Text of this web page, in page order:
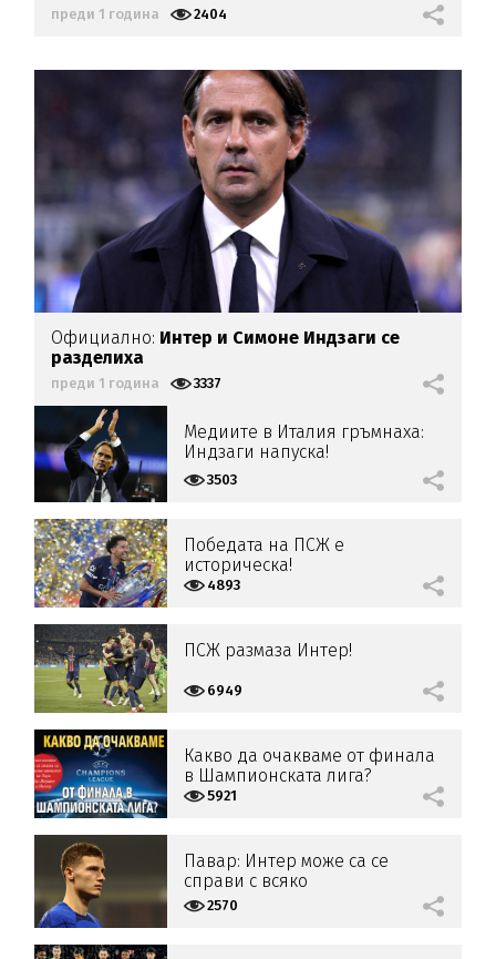
преди 1 година 2404
Официално: Интер и Симоне Индзаги се
разделиха
преди 1 година 3337
Медиите в Италия гръмнаха:
Индзаги напуска!
3503
Победата на ПСЖ е
историческа!
4893
ПСЖ размаза Интер!
6949
Какво да очакваме от финала
в Шампионската лига?
5921
Павар: Интер може са се
справи с всяко
предизвикателство
2570